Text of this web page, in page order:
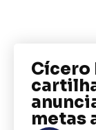
Cícero
metas